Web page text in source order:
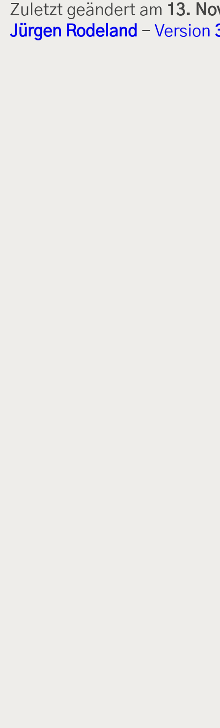
Zuletzt geändert am 13.
Jürgen Rodeland - Version